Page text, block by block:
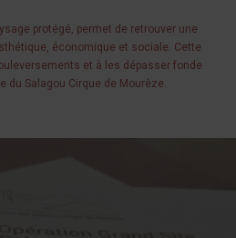
protégé, permet de retrouver une
économique et sociale. Cette
et à les dépasser fonde
du Salagou Cirque de Mourèze.